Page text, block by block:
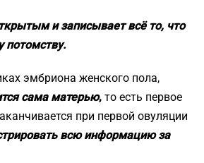
и записывает всё то, что
потомству.
эмбриона женского пола,
сама матерью, то есть первое
при первой овуляции
всю информацию за